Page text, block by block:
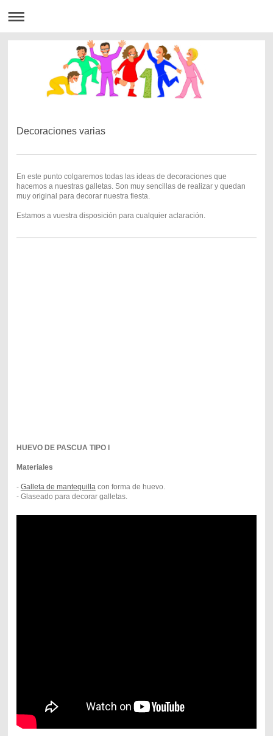
Decoraciones varias
En este punto colgaremos todas las ideas de decoraciones que
hacemos a nuestras galletas. Son muy sencillas de realizar y quedan
muy original para decorar nuestra fiesta.
Estamos a vuestra disposición para cualquier aclaración.
HUEVO DE PASCUA TIPO I
Materiales
- Galleta de mantequilla con forma de huevo.
- Glaseado para decorar galletas.